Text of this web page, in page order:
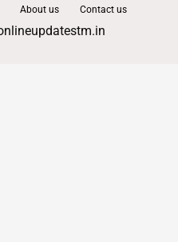
About us Contact us